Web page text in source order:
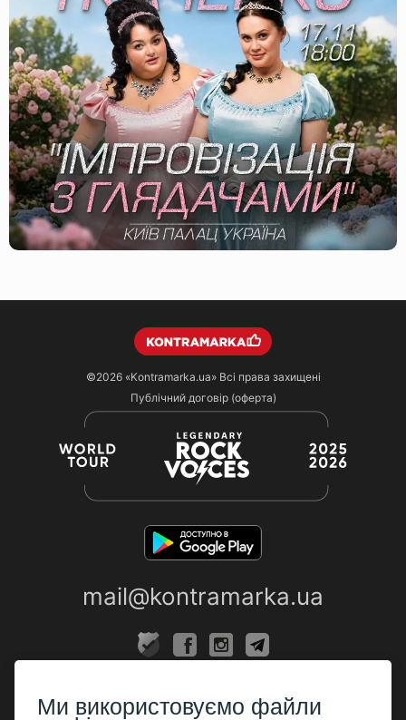
©2026 «Kontramarka.ua»Всі права захищені
Публічний договір (оферта)
mail@kontramarka.ua
Ми використовуємо файли